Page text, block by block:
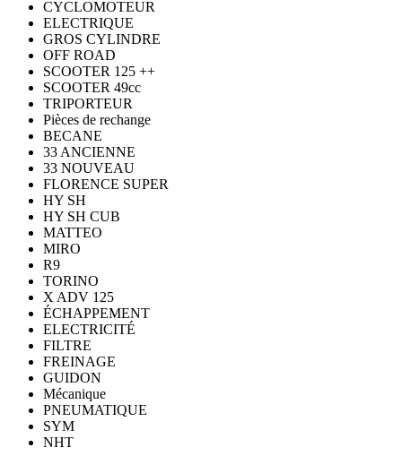
CYCLOMOTEUR
ELECTRIQUE
GROS CYLINDRE
OFF ROAD
SCOOTER 125 ++
SCOOTER 49cc
TRIPORTEUR
Pièces de rechange
BECANE
33 ANCIENNE
33 NOUVEAU
FLORENCE SUPER
HY SH
HY SH CUB
MATTEO
MIRO
R9
TORINO
X ADV 125
ÉCHAPPEMENT
ELECTRICITÉ
FILTRE
FREINAGE
GUIDON
Mécanique
PNEUMATIQUE
SYM
NHT